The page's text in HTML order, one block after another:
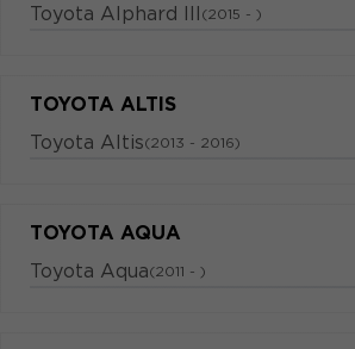
Toyota Alphard III (2015 - )
TOYOTA ALTIS
Toyota Altis(2013 - 2016)
TOYOTA AQUA
Toyota Aqua(2011 - )